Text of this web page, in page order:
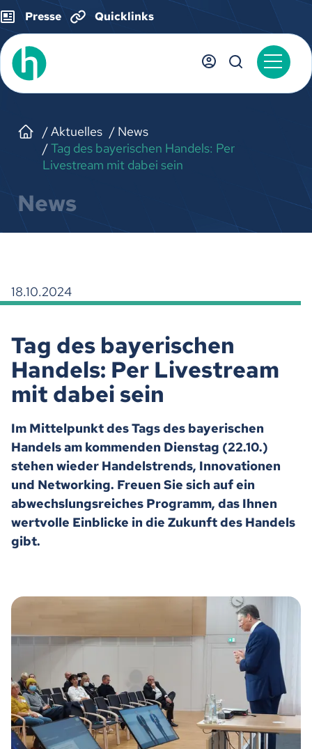
Presse Quicklinks
Aktuelles
News
Tag des bayerischen Handels: Per
Livestream mit dabei sein
News
18.10.2024
Tag des bayerischen
Handels: Per Livestream
mit dabei sein
Im Mittelpunkt des Tags des bayerischen
Handels am kommenden Dienstag (22.10.)
stehen wieder Handelstrends, Innovationen
und Networking. Freuen Sie sich auf ein
abwechslungsreiches Programm, das Ihnen
wertvolle Einblicke in die Zukunft des Handels
gibt.